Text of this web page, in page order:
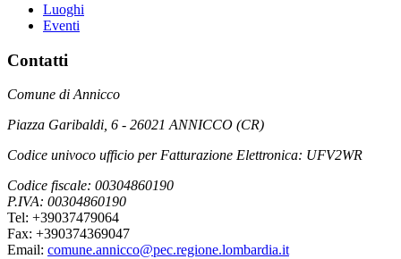
Luoghi
Eventi
Contatti
Comune di Annicco
Piazza Garibaldi, 6 - 26021 ANNICCO (CR)
Codice univoco ufficio per Fatturazione Elettronica: UFV2WR
Codice fiscale: 00304860190
P.IVA: 00304860190
Tel: +39037479064
Fax: +390374369047
Email: comune.annicco@pec.regione.lombardia.it